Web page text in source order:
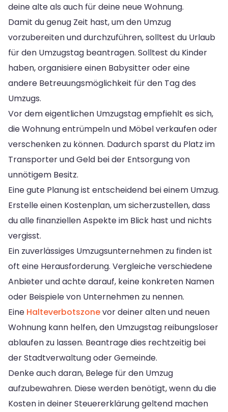
deine alte als auch für deine neue Wohnung.
Damit du genug Zeit hast, um den Umzug
vorzubereiten und durchzuführen, solltest du Urlaub
für den Umzugstag beantragen. Solltest du Kinder
haben, organisiere einen Babysitter oder eine
andere Betreuungsmöglichkeit für den Tag des
Umzugs.
Vor dem eigentlichen Umzugstag empfiehlt es sich,
die Wohnung entrümpeln und Möbel verkaufen oder
verschenken zu können. Dadurch sparst du Platz im
Transporter und Geld bei der Entsorgung von
unnötigem Besitz.
Eine gute Planung ist entscheidend bei einem Umzug.
Erstelle einen Kostenplan, um sicherzustellen, dass
du alle finanziellen Aspekte im Blick hast und nichts
vergisst.
Ein zuverlässiges Umzugsunternehmen zu finden ist
oft eine Herausforderung. Vergleiche verschiedene
Anbieter und achte darauf, keine konkreten Namen
oder Beispiele von Unternehmen zu nennen.
Eine Halteverbotszonevor deiner alten und neuen
Wohnung kann helfen, den Umzugstag reibungsloser
ablaufen zu lassen. Beantrage dies rechtzeitig bei
der Stadtverwaltung oder Gemeinde.
Denke auch daran, Belege für den Umzug
aufzubewahren. Diese werden benötigt, wenn du die
Kosten in deiner Steuererklärung geltend machen